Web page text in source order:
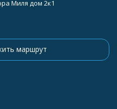
Миля дом 2к1
маршрут